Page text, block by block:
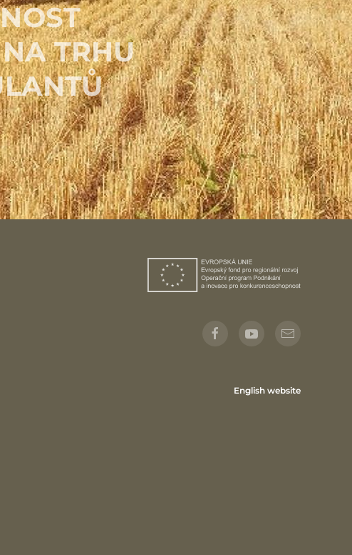
TRHU
English website